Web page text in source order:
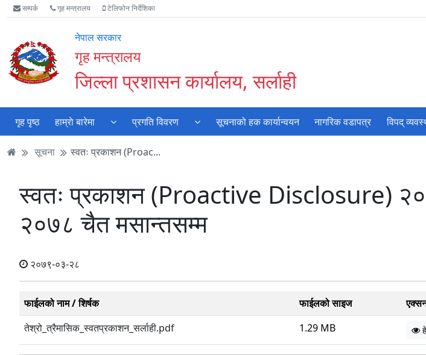
Accessibility
Mode
गर्नुहोस्
मुख्य
सामाग्री
मुख्य
नेभिगेसन
वेबसाइट
खोजमा
सम्पर्क गृह मन्त्रालय टेलिफोन निर्देशिका
नेपाल सरकार
गृह मन्त्रालय
जिल्ला प्रशासन कार्यालय, सर्लाही
गृह पृष्ठ हाम्राे बारेमा प्रगति विवरण सूचनाको हक कार्यान्वयन नागरिक वडापत्र विपद्
सूचना स्वतः प्रकाशन (Proac...
स्वतः प्रकाशन (Proactive Disclosure)
२०७८ चैत मसान्तसम्म
२०७९-०३-२८
फाईलको नाम / शिर्षक फाईलको साइज
तेश्रो_त्रैमासिक_स्वतप्रकाशन_सर्लाही.pdf
1.29 MB